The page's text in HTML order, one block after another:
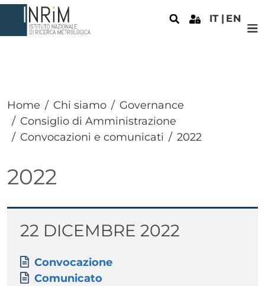
Salta al contenuto principale
IT EN
Home Chi siamo
Governance
Consiglio di Amministrazione
Convocazioni e comunicati
2022
2022
Titolo
22 DICEMBRE 2022
Paragrafo
Allegati
Documento
Convocazione
Documento
Comunicato